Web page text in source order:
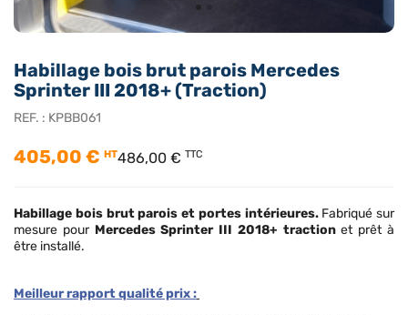
Habillage bois brut parois Mercedes
Sprinter III 2018+ (Traction)
REF. : KPBB061
405,00 € HT486,00 € TTC
Habillage bois brutparois et portes intérieures. Fabriqué sur
mesure pour Mercedes Sprinter III 2018+ tractionet prêt à
être installé.
Meilleur rapport qualité prix :